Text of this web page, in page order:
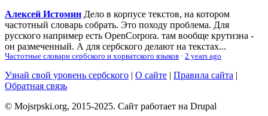
Алексей Истомин Дело в корпусе текстов, на котором
частотный словарь собрать. Это походу проблема. Для
русского например есть OpenCorpora. там вообще крутизна -
он размеченный. А для сербского делают на текстах...
Частотные словари сербского и хорватского языков · 2 years ago
Узнай свой уровень сербского | О сайте | Правила сайта |
Обратная связь
© Mojsrpski.org, 2015-2025. Сайт работает на Drupal